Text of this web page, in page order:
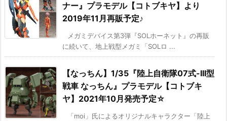
ナー』プラモデル【コトブキヤ】より
2019年11月再販予定♪
メガミデバイス第3弾『SOLホーネット』の再販
に続いて、地上戦型メガミ「SOLロ ...
【なっちん】1/35『陸上自衛隊07式-III型
戦車 なっちん』プラモデル【コトブキ
ヤ】2021年10月発売予定☆
「moi」氏によるオリジナルキャラクター「陸上